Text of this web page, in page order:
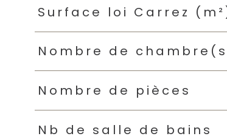
Surface loi Carrez
Nombre de
Nombre de pièces
Nb de salle de bains